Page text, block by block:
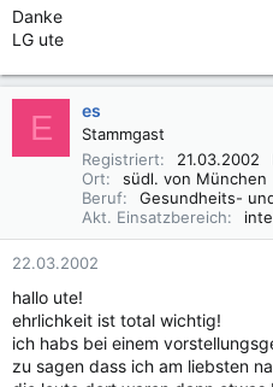
Danke
LG ute
E es
Stammgast
Registriert
21.03.2002
Ort
südl. von München
Beruf
Gesundheits-
Akt. Einsatzbereich
22.03.2002
hallo ute!
ehrlichkeit ist total wichtig!
ich habs bei einem
zu sagen dass ich am liebsten